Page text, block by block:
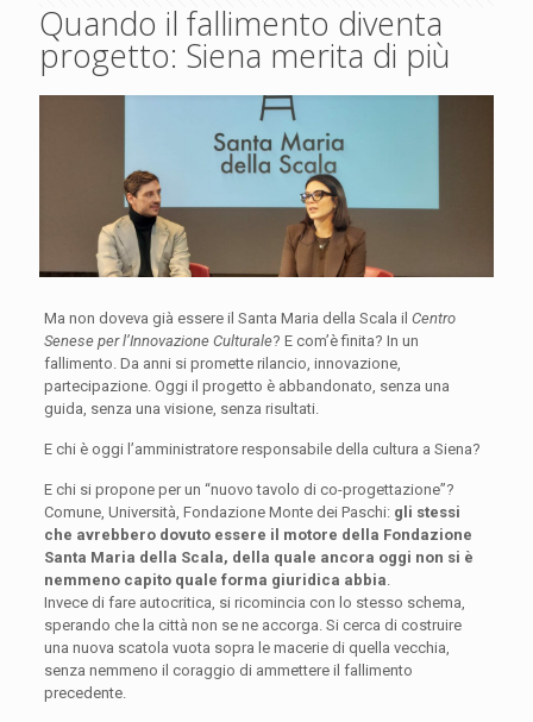
Quando il fallimento diventa
progetto: Siena merita di più
Ma non doveva già essere il Santa Maria della Scala il Centro
Senese per l’Innovazione Culturale? E com’è finita? In un
fallimento. Da anni si promette rilancio, innovazione,
partecipazione. Oggi il progetto è abbandonato, senza una
guida, senza una visione, senza risultati.
E chi è oggi l’amministratore responsabile della cultura a Siena?
E chi si propone per un “nuovo tavolo di co-progettazione”?
Comune, Università, Fondazione Monte dei Paschi: gli stessi
che avrebbero dovuto essere il motore della Fondazione
Santa Maria della Scala, della quale ancora oggi non si è
nemmeno capito quale forma giuridica abbia
Invece di fare autocritica, si ricomincia con lo stesso schema,
sperando che la città non se ne accorga. Si cerca di costruire
una nuova scatola vuota sopra le macerie di quella vecchia,
senza nemmeno il coraggio di ammettere il fallimento
precedente.